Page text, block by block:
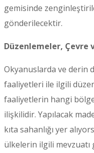
gemisinde
gönderilecektir.
Düzenlemeler, Çevre
Okyanuslarda ve derin
faaliyetleri ile ilgili
faaliyetlerin hangi
ilişkilidir. Yapılacak
kıta sahanlığı yer
ülkelerin ilgili mevzuatı